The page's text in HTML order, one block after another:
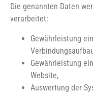
Die genannten Daten
verarbeitet:
Gewährleistung
Gewährleistung
Website,
Auswertung der